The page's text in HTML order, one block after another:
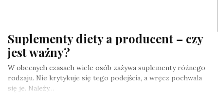
Suplementy diety a producent – czy
jest ważny?
W obecnych czasach wiele osób zażywa suplementy różnego
rodzaju. Nie krytykuje się tego podejścia, a wręcz pochwala
się je. Należy…